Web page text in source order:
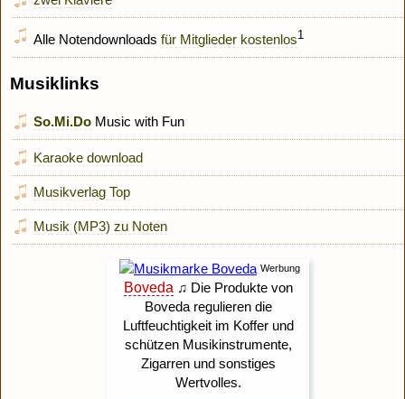
Alle Notendownloads für Mitglieder kostenlos1
Musiklinks
So.Mi.Do Music with Fun
Karaoke download
Musikverlag Top
Musik (MP3) zu Noten